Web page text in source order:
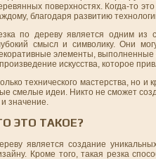
поверхностях. Когда-то
благодаря развитию
по дереву является одним из
смысл и символику. Они
элементы, выполненные
искусства, которое
технического мастерства, но
смелые идеи. Никто не сможет
значение.
ЭТО ТАКОЕ?
является создание
Кроме того, такая резка